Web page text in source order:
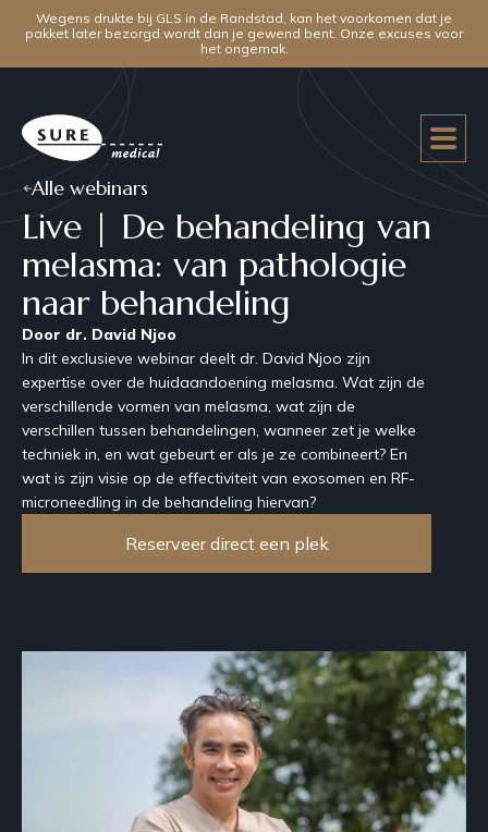
Wegens drukte bij GLS in de Randstad, kan het voorkomen dat je
pakket later bezorgd wordt dan je gewend bent. Onze excuses voor
het ongemak.
Alle webinars
Live | De behandeling van
melasma: van pathologie
naar behandeling
Door dr. David Njoo
In dit exclusieve webinar deelt dr. David Njoo zijn
expertise over de huidaandoening melasma. Wat zijn de
verschillende vormen van melasma, wat zijn de
verschillen tussen behandelingen, wanneer zet je welke
techniek in, en wat gebeurt er als je ze combineert? En
wat is zijn visie op de effectiviteit van exosomen en RF-
microneedling in de behandeling hiervan?
Reserveer direct een plek